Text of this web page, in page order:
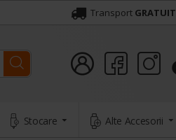
Transport GRATUIT
Stocare Alte Accesorii